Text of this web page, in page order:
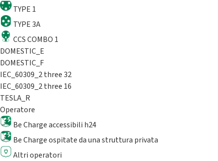
TYPE 1
TYPE 3A
CCS COMBO 1
DOMESTIC_E
DOMESTIC_F
IEC_60309_2 three 32
IEC_60309_2 three 16
TESLA_R
Operatore
Be Charge accessibili h24
Be Charge ospitate da una struttura privata
Altri operatori